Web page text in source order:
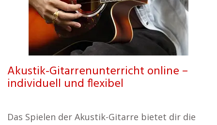
Akustik-Gitarrenunterricht online –
individuell und flexibel
Das Spielen der Akustik-Gitarre bietet dir die